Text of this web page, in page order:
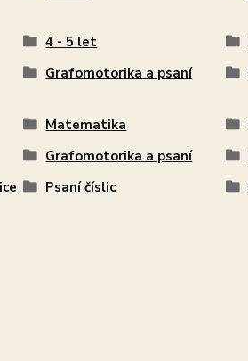
4 - 5 let
Grafomotorika a psaní
Matematika
Grafomotorika a psaní
Psaní číslic